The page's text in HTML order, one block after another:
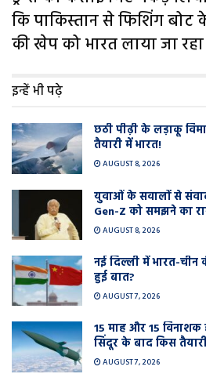
कि पाकिस्तान से फिशिंग बोट
की खेप को भारत लाया जा
इन्हें भी पढ़े
छठी पीढ़ी के लड़ाकू
तैयारी में भारत!
AUGUST 8, 2026
युवाओं के सवालों से
Gen-Z को समझने का
AUGUST 8, 2026
नई दिल्ली में भारत-चीन
हुई बात?
AUGUST 7, 2026
15 माह और 15
सिंदूर के बाद किस
AUGUST 7, 2026